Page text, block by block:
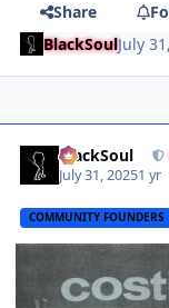
Share
BlackSoulJuly
BlackSoul
July 31, 20251 yr
COMMUNITY FOUNDERS